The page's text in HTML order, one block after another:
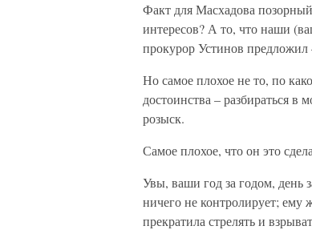
Факт для Масхадова
интересов? А то, что наши
прокурор Устинов предложил
Но самое плохое не то, по
достоинства – разбираться в
розыск.
Самое плохое, что он это
Увы, ваши год за годом, день
ничего не контролирует; ему
прекратила стрелять и